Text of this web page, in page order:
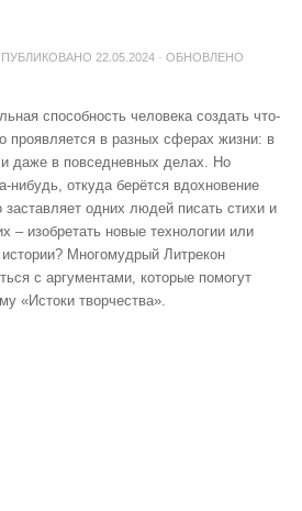
22.05.2024 · ОБНОВЛЕНО
способность человека создать что-
проявляется в разных сферах жизни: в
и даже в повседневных делах. Но
нибудь, откуда берётся вдохновение
одних людей писать стихи и
– изобретать новые технологии или
Многомудрый Литрекон
с аргументами, которые помогут
«Истоки творчества».